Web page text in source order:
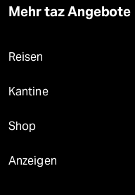
Mehr taz Angebote
Reisen
Kantine
Shop
Anzeigen